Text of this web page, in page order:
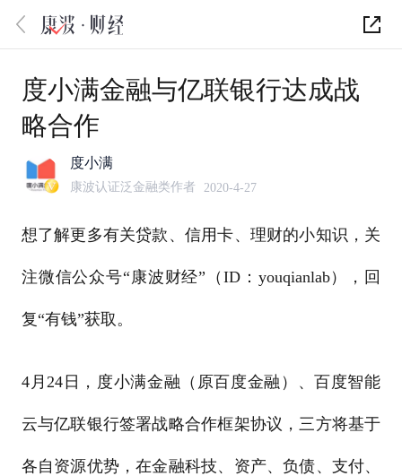
度小满金融与亿联银行达成战
略合作
度小满
康波认证泛金融类作者 2020-4-27
想了解更多有关贷款、信用卡、理财的小知识，关
注微信公众号“康波财经”（ID：youqianlab），回
复“有钱”获取。
4月24日，度小满金融（原百度金融）、百度智能
云与亿联银行签署战略合作框架协议，三方将基于
各自资源优势，在金融科技、资产、负债、支付、